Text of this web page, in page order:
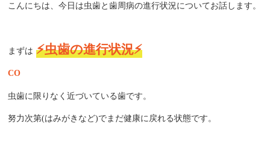
こんにちは、今日は虫歯と歯周病の進行状況についてお話します。
まずは ⚡虫歯の進行状況⚡
CO
虫歯に限りなく近づいている歯です。
努力次第(はみがきなど)でまだ健康に戻れる状態です。